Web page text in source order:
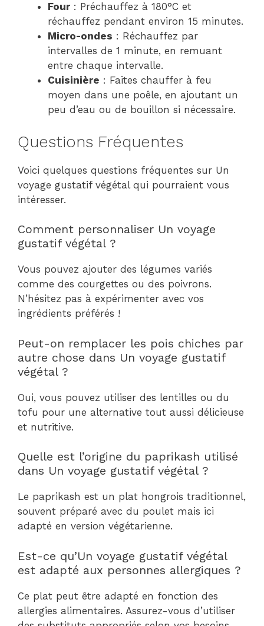
Four: Préchauffez à 180°C et
réchauffez pendant environ 15 minutes.
Micro-ondes : Réchauffez par
intervalles de 1 minute, en remuant
entre chaque intervalle.
Cuisinière : Faites chauffer à feu
moyen dans une poêle, en ajoutant un
peu d’eau ou de bouillon si nécessaire.
Questions Fréquentes
Voici quelques questions fréquentes sur Un
voyage gustatif végétal qui pourraient vous
intéresser.
Comment personnaliser Un voyage
gustatif végétal ?
Vous pouvez ajouter des légumes variés
comme des courgettes ou des poivrons.
N’hésitez pas à expérimenter avec vos
ingrédients préférés !
Peut-on remplacer les pois chiches par
autre chose dans Un voyage gustatif
végétal ?
Oui, vous pouvez utiliser des lentilles ou du
tofu pour une alternative tout aussi délicieuse
et nutritive.
Quelle est l’origine du paprikash utilisé
dans Un voyage gustatif végétal ?
Le paprikash est un plat hongrois traditionnel,
souvent préparé avec du poulet mais ici
adapté en version végétarienne.
Est-ce qu’Un voyage gustatif végétal
est adapté aux personnes allergiques ?
Ce plat peut être adapté en fonction des
allergies alimentaires. Assurez-vous d’utiliser